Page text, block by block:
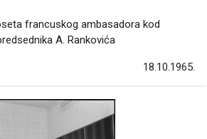
francuskog ambasadora kod
A. Rankovića
18.10.1965.